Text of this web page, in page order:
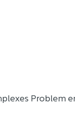
Problem